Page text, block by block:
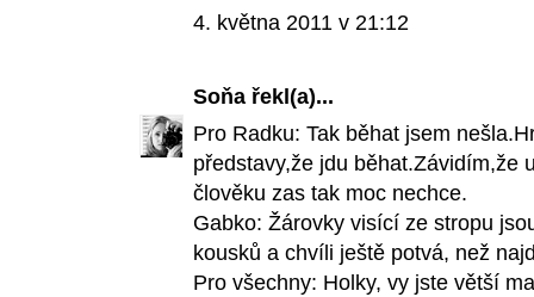
4. května 2011 v 21:12
Soňa řekl(a)...
Pro Radku: Tak běhat jsem
představy,že jdu běhat.Závidím,že
člověku zas tak moc nechce.
Gabko: Žárovky visící ze stropu
kousků a chvíli ještě potvá, než
Pro všechny: Holky, vy jste větší